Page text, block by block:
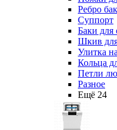
Ребро
Суппорт
Баки
Шкив
Улитка
Кольца
Петли
Разное
Ещё 24